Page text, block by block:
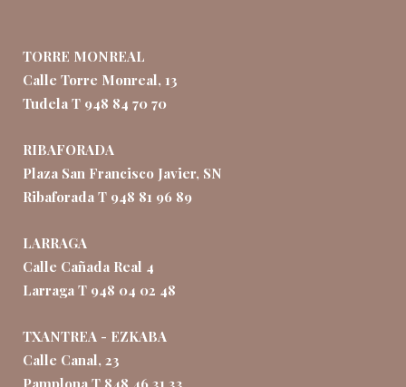
TORRE MONREAL
Calle Torre Monreal, 13
Tudela T 948 84 70 70
RIBAFORADA
Plaza San Francisco Javier, SN
Ribaforada T 948 81 96 89
LARRAGA
Calle Cañada Real 4
Larraga T 948 04 02 48
TXANTREA - EZKABA
Calle Canal, 23
Pamplona T 848 46 31 33